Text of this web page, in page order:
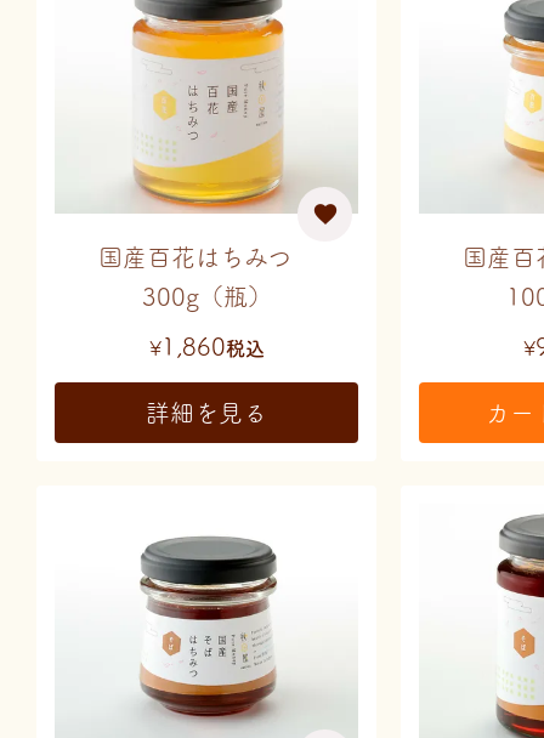
国産百花はちみつ
300g（瓶）
¥1,860税込
詳細を見る
国産
¥
カー